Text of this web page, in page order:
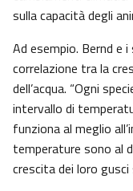
sulla capacità degli
Ad esempio. Bernd e
correlazione tra la
dell’acqua. “Ogni
intervallo di
funziona al meglio
temperature sono al
crescita dei loro